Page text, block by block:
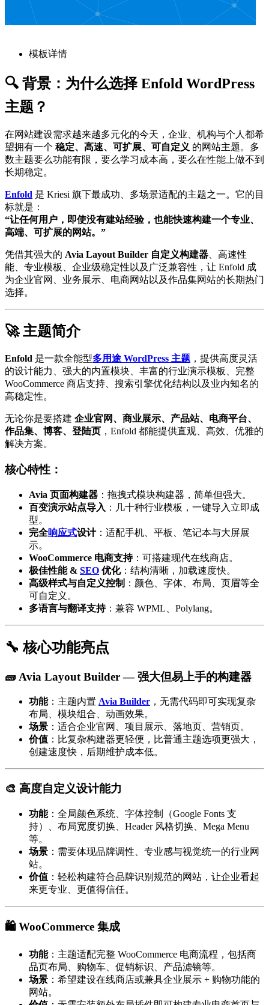
模板详情
🔍 背景：为什么选择 Enfold WordPress
主题？
在网站建设需求越来越多元化的今天，企业、机构与个人都希
望拥有一个 稳定、高速、可扩展、可自定义 的网站主题。多
数主题要么功能有限，要么学习成本高，要么在性能上做不到
长期稳定。
Enfold 是 Kriesi 旗下最成功、多场景适配的主题之一。它的目
标就是：
“让任何用户，即使没有建站经验，也能快速构建一个专业、
高端、可扩展的网站。”
凭借其强大的 Avia Layout Builder 自定义构建器 、高速性
能、专业模板、企业级稳定性以及广泛兼容性，让 Enfold 成
为企业官网、业务展示、电商网站以及作品集网站的长期热门
选择。
🚀 主题简介
Enfold 是一款全能型多用途 WordPress 主题 ，提供高度灵活
的设计能力、强大的内置模块、丰富的行业演示模板、完整
WooCommerce 商店支持、搜索引擎优化结构以及业内知名的
高稳定性。
无论你是要搭建 企业官网、商业展示、产品站、电商平台、
作品集、博客、登陆页 ，Enfold 都能提供直观、高效、优雅的
解决方案。
核心特性：
Avia 页面构建器 ：拖拽式模块构建器，简单但强大。
百变演示站点导入 ：几十种行业模板，一键导入立即成
型。
完全响应式设计：适配手机、平板、笔记本与大屏展
示。
WooCommerce 电商支持：可搭建现代在线商店。
极佳性能 & SEO 优化：结构清晰，加载速度快。
高级样式与自定义控制 ：颜色、字体、布局、页眉等全
可自定义。
多语言与翻译支持：兼容 WPML、Polylang。
🔧 核心功能亮点
🧱 Avia Layout Builder — 强大但易上手的构建器
功能：主题内置 Avia Builder ，无需代码即可实现复杂
布局、模块组合、动画效果。
场景 ：适合企业官网、项目展示、落地页、营销页。
价值 ：比复杂构建器更轻便，比普通主题选项更强大，
创建速度快，后期维护成本低。
🎨 高度自定义设计能力
功能：全局颜色系统、字体控制（Google Fonts 支
持）、布局宽度切换、Header 风格切换、Mega Menu
等。
场景 ：需要体现品牌调性、专业感与视觉统一的行业网
站。
价值 ：轻松构建符合品牌识别规范的网站，让企业看起
来更专业、更值得信任。
🛍️ WooCommerce 集成
功能：主题适配完整 WooCommerce 电商流程，包括商
品页布局、购物车、促销标识、产品滤镜等。
场景 ：希望建设在线商店或兼具企业展示 + 购物功能的
网站。